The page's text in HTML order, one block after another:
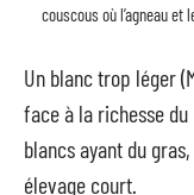
couscous où l’agneau et
Un blanc trop léger
face à la richesse
blancs ayant du
élevage court.